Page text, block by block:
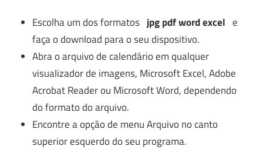
Escolha um dos formatos jpg pdf word excel e
faça o download para o seu dispositivo.
Abra o arquivo de calendário em qualquer
visualizador de imagens, Microsoft Excel, Adobe
Acrobat Reader ou Microsoft Word, dependendo
do formato do arquivo.
Encontre a opção de menu Arquivo no canto
superior esquerdo do seu programa.